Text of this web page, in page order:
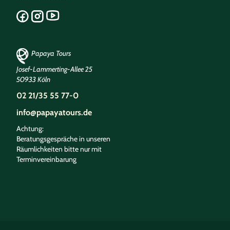
Papaya Tours
Josef-Lammerting-Allee 25
50933 Köln
02 21/35 55 77-0
info@papayatours.de
Achtung:
Beratungsgespräche in unseren
Räumlichkeiten bitte nur mit
Terminvereinbarung